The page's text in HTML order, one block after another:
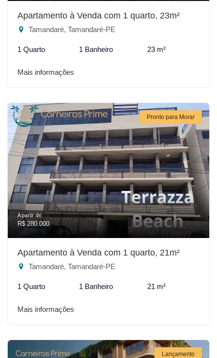
Apartamento à Venda com 1 quarto, 23m²
Tamandaré, Tamandaré-PE
1 Quarto 1 Banheiro 23 m²
Mais informações
Pronto para Morar
A partir de:
R$ 280.000
Apartamento à Venda com 1 quarto, 21m²
Tamandaré, Tamandaré-PE
1 Quarto 1 Banheiro 21 m²
Mais informações
Lançamento